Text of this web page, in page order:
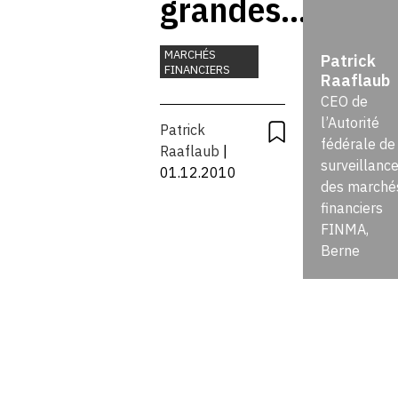
banques
doivent
réintégrer
l’économie
MARCHÉS
FINANCIERS
Patrick
Raaflaub |
01.12.2010
Patrick
Raaflaub
CEO de
l’Autorité
fédérale de
surveillance
des
financiers
FINMA,
Berne